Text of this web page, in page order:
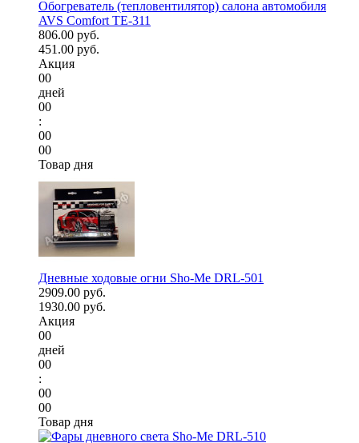
Обогреватель (тепловентилятор) салона автомобиля
AVS Comfort TE-311
806.00 руб.
451.00 руб.
Акция
00
дней
00
:
00
00
Товар дня
Дневные ходовые огни Sho-Me DRL-501
2909.00 руб.
1930.00 руб.
Акция
00
дней
00
:
00
00
Товар дня